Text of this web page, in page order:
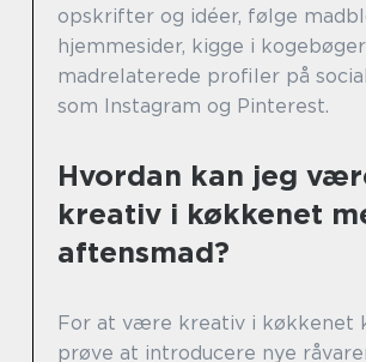
opskrifter og idéer, følge
hjemmesider, kigge i
madrelaterede profiler på
som Instagram og Pinterest.
Hvordan kan jeg
kreativ i køkkenet
aftensmad?
For at være kreativ i køkkenet
prøve at introducere nye